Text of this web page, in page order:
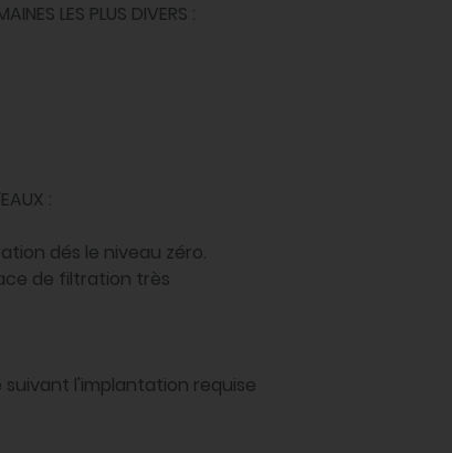
LES PLUS DIVERS :
:
dés le niveau zéro.
de filtration très
suivant l'implantation requise